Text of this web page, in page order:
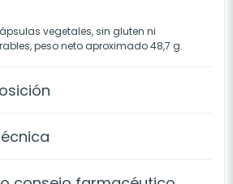
vegetales, sin gluten ni
peso neto aproximado 48,7 g.